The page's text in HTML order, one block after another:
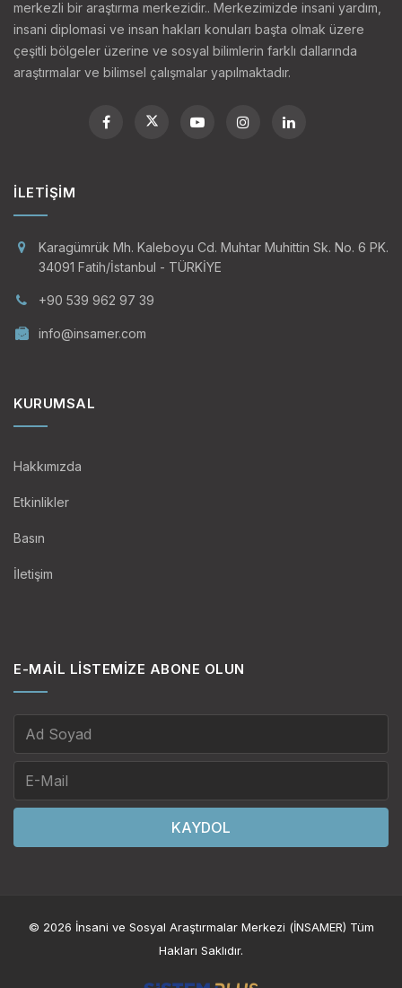
merkezli bir araştırma merkezidir.. Merkezimizde insani yardım,
insani diplomasi ve insan hakları konuları başta olmak üzere
çeşitli bölgeler üzerine ve sosyal bilimlerin farklı dallarında
araştırmalar ve bilimsel çalışmalar yapılmaktadır.
İLETIŞIM
Karagümrük Mh. Kaleboyu Cd. Muhtar Muhittin Sk. No. 6 PK.
34091 Fatih/İstanbul - TÜRKİYE
+90 539 962 97 39
info@insamer.com
KURUMSAL
Hakkımızda
Etkinlikler
Basın
İletişim
E-MAIL LISTEMIZE ABONE OLUN
KAYDOL
© 2026 İnsani ve Sosyal Araştırmalar Merkezi (İNSAMER) Tüm
Hakları Saklıdır.